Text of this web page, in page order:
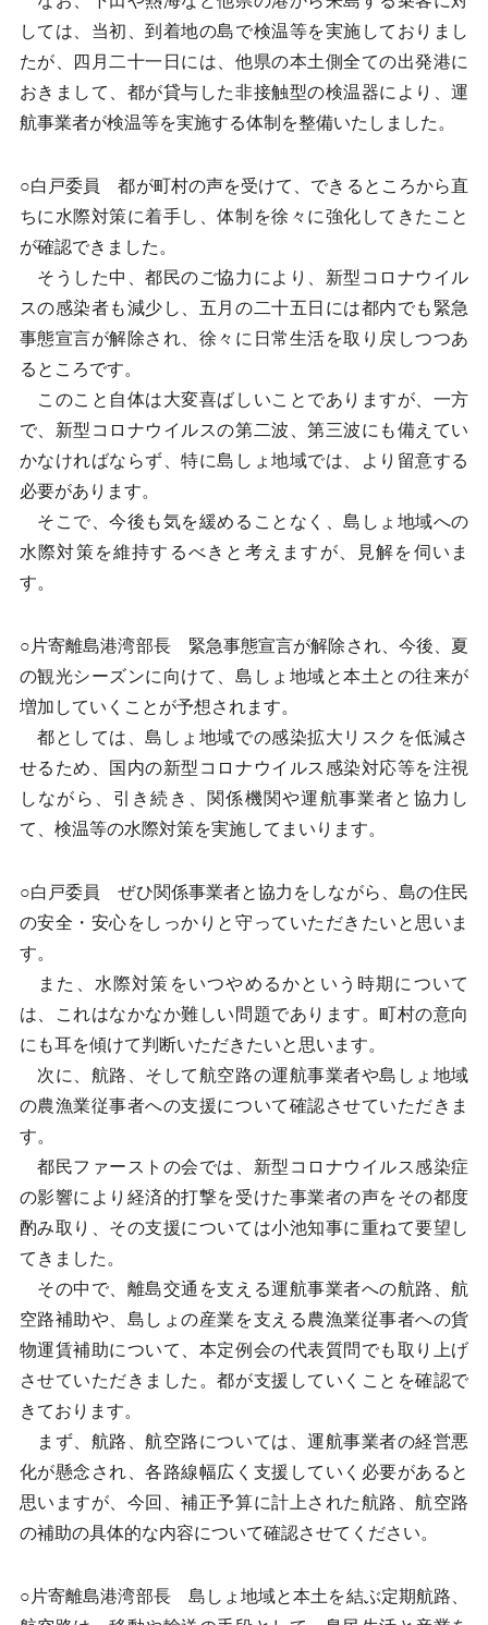
しては、当初、到着地の島で検温等を実施しておりまし
たが、四月二十一日には、他県の本土側全ての出発港に
おきまして、都が貸与した非接触型の検温器により、運
航事業者が検温等を実施する体制を整備いたしました。
○白戸委員 都が町村の声を受けて、できるところから直
ちに水際対策に着手し、体制を徐々に強化してきたこと
が確認できました。
そうした中、都民のご協力により、新型コロナウイル
スの感染者も減少し、五月の二十五日には都内でも緊急
事態宣言が解除され、徐々に日常生活を取り戻しつつあ
るところです。
このこと自体は大変喜ばしいことでありますが、一方
で、新型コロナウイルスの第二波、第三波にも備えてい
かなければならず、特に島しょ地域では、より留意する
必要があります。
そこで、今後も気を緩めることなく、島しょ地域への
水際対策を維持するべきと考えますが、見解を伺いま
す。
○片寄離島港湾部長 緊急事態宣言が解除され、今後、夏
の観光シーズンに向けて、島しょ地域と本土との往来が
増加していくことが予想されます。
都としては、島しょ地域での感染拡大リスクを低減さ
せるため、国内の新型コロナウイルス感染対応等を注視
しながら、引き続き、関係機関や運航事業者と協力し
て、検温等の水際対策を実施してまいります。
○白戸委員 ぜひ関係事業者と協力をしながら、島の住民
の安全・安心をしっかりと守っていただきたいと思いま
す。
また、水際対策をいつやめるかという時期について
は、これはなかなか難しい問題であります。町村の意向
にも耳を傾けて判断いただきたいと思います。
次に、航路、そして航空路の運航事業者や島しょ地域
の農漁業従事者への支援について確認させていただきま
す。
都民ファーストの会では、新型コロナウイルス感染症
の影響により経済的打撃を受けた事業者の声をその都度
酌み取り、その支援については小池知事に重ねて要望し
てきました。
その中で、離島交通を支える運航事業者への航路、航
空路補助や、島しょの産業を支える農漁業従事者への貨
物運賃補助について、本定例会の代表質問でも取り上げ
させていただきました。都が支援していくことを確認で
きております。
まず、航路、航空路については、運航事業者の経営悪
化が懸念され、各路線幅広く支援していく必要があると
思いますが、今回、補正予算に計上された航路、航空路
の補助の具体的な内容について確認させてください。
○片寄離島港湾部長 島しょ地域と本土を結ぶ定期航路、